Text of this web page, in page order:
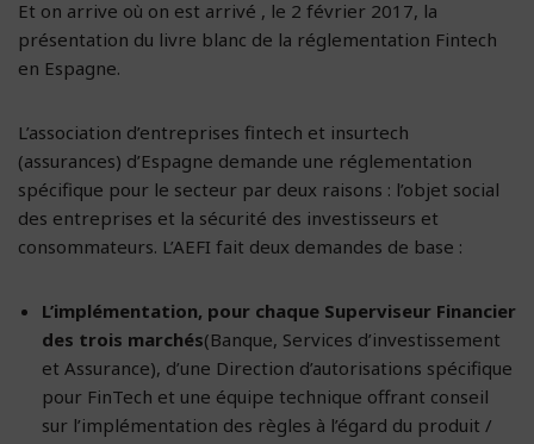
Et on arrive où on est arrivé , le 2 février 2017, la
présentation du livre blanc de la réglementation Fintech
en Espagne.
L’association d’entreprises fintech et insurtech
(assurances) d’Espagne demande une réglementation
spécifique pour le secteur par deux raisons : l’objet social
des entreprises et la sécurité des investisseurs et
consommateurs. L’AEFI fait deux demandes de base :
L’implémentation, pour chaque Superviseur Financier
des trois marchés(Banque, Services d’investissement
et Assurance), d’une Direction d’autorisations spécifique
pour FinTech et une équipe technique offrant conseil
sur l’implémentation des règles à l’égard du produit /